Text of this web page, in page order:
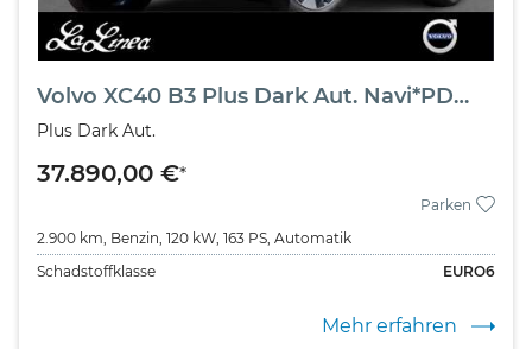
Volvo XC40 B3 Plus Dark Aut. Navi*PDC*LED
Plus Dark Aut.
37.890,00 €*
Parken
2.900 km, Benzin, 120 kW, 163 PS, Automatik
Schadstoffklasse
EURO6
Mehr erfahren